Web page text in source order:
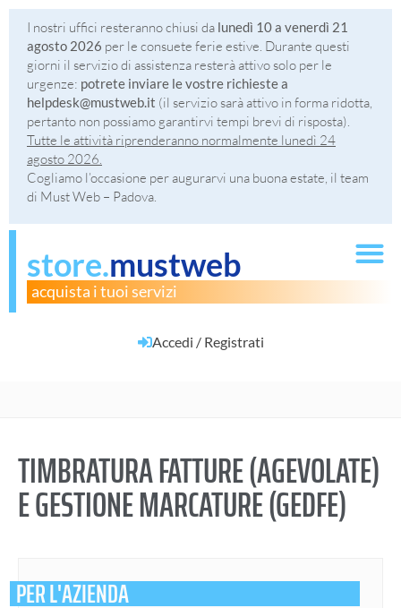
I nostri uffici resteranno chiusi da lunedì 10 a venerdì 21
agosto 2026 per le consuete ferie estive. Durante questi
giorni il servizio di assistenza resterà attivo solo per le
urgenze: potrete inviare le vostre richieste a
helpdesk@mustweb.it (il servizio sarà attivo in forma ridotta,
pertanto non possiamo garantirvi tempi brevi di risposta).
Tutte le attività riprenderanno normalmente lunedì 24
agosto 2026.
Cogliamo l’occasione per augurarvi una buona estate, il team
di Must Web – Padova.
store.mustweb
acquista i tuoi servizi
Accedi / Registrati
TIMBRATURA FATTURE (AGEVOLATE)
E GESTIONE MARCATURE (GEDFE)
PER L'AZIENDA